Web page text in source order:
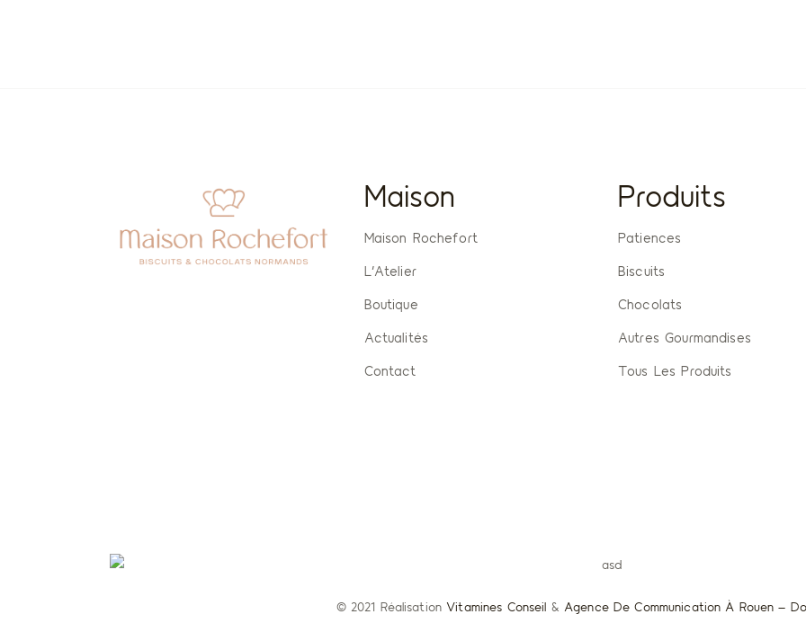
Maison
Maison Rochefort
L’Atelier
Boutique
Actualités
Contact
Produits
Patiences
Biscuits
Chocolats
Autres Gourmandises
Tous Les Produits
© 2021 RéalisationVitamines Conseil & Agence De Communication À Rouen –